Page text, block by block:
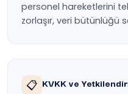
personel hareketlerini
zorlaşır, veri bütünlüğü
📋 KVKK ve